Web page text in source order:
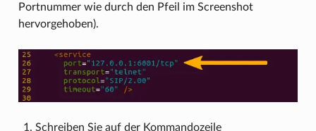
Portnummer wie durch den Pfeil im Screenshot
hervorgehoben).
Schreiben Sie auf der Kommandozeile